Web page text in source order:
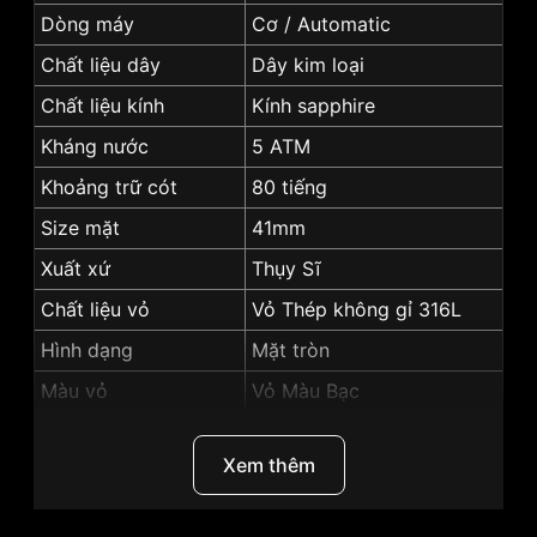
Dòng máy
Cơ / Automatic
Chất liệu dây
Dây kim loại
Chất liệu kính
Kính sapphire
Kháng nước
5 ATM
Khoảng trữ cót
80 tiếng
Size mặt
41mm
Xuất xứ
Thụy Sĩ
Chất liệu vỏ
Vỏ Thép không gỉ 316L
Hình dạng
Mặt tròn
Màu vỏ
Vỏ Màu Bạc
9.8mm
màu trắng
Xem thêm